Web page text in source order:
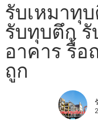
รับเหมาทุ
รับทุบตึก
อาคาร รื้อ
ถูก